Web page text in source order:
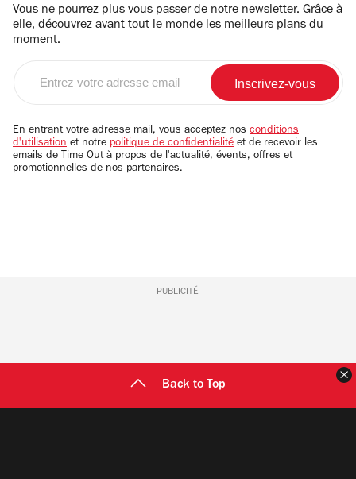
Vous ne pourrez plus vous passer de notre newsletter. Grâce à
elle, découvrez avant tout le monde les meilleurs plans du
moment.
email
En entrant votre adresse mail, vous acceptez nos conditions
d'utilisation et notre politique de confidentialité et de recevoir les
emails de Time Out à propos de l'actualité, évents, offres et
promotionnelles de nos partenaires.
PUBLICITÉ
Back to Top